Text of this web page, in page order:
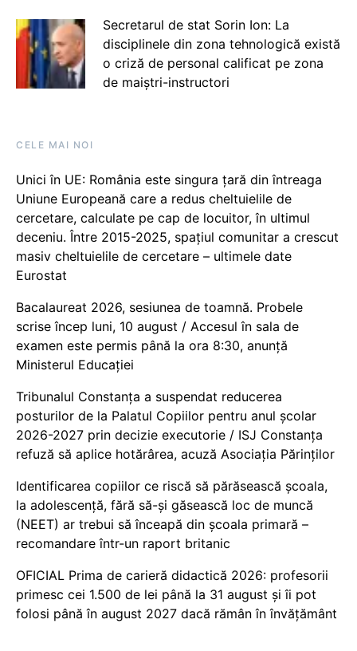
Secretarul de stat Sorin Ion: La
disciplinele din zona tehnologică există
o criză de personal calificat pe zona
de maiștri-instructori
CELE MAI NOI
Unici în UE: România este singura țară din întreaga
Uniune Europeană care a redus cheltuielile de
cercetare, calculate pe cap de locuitor, în ultimul
deceniu. Între 2015-2025, spațiul comunitar a crescut
masiv cheltuielile de cercetare – ultimele date
Eurostat
Bacalaureat 2026, sesiunea de toamnă. Probele
scrise încep luni, 10 august / Accesul în sala de
examen este permis până la ora 8:30, anunță
Ministerul Educației
Tribunalul Constanța a suspendat reducerea
posturilor de la Palatul Copiilor pentru anul școlar
2026-2027 prin decizie executorie / ISJ Constanța
refuză să aplice hotărârea, acuză Asociația Părinților
Identificarea copiilor ce riscă să părăsească școala,
la adolescență, fără să-și găsească loc de muncă
(NEET) ar trebui să înceapă din școala primară –
recomandare într-un raport britanic
OFICIAL Prima de carieră didactică 2026: profesorii
primesc cei 1.500 de lei până la 31 august și îi pot
folosi până în august 2027 dacă rămân în învățământ